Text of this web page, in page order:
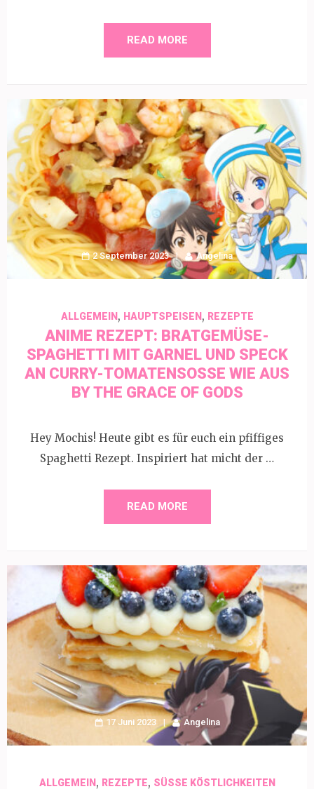
READ MORE
2 September 2023 Angelina
ALLGEMEIN, HAUPTSPEISEN, REZEPTE
ANIME REZEPT: BRATGEMÜSE-
SPAGHETTI MIT GARNEL UND SPECK
AN CURRY-TOMATENSOSSE WIE AUS B
Y THE GRACE OF GODS
Hey Mochis! Heute gibt es für euch ein pfiffiges
Spaghetti Rezept. Inspiriert hat micht der …
READ MORE
17 Juni 2023 Angelina
ALLGEMEIN, REZEPTE, SÜSSE KÖSTLICHKEITEN